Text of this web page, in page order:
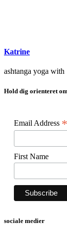
Katrine
ashtanga yoga with
Hold dig orienteret
Email Address *
First Name
sociale medier